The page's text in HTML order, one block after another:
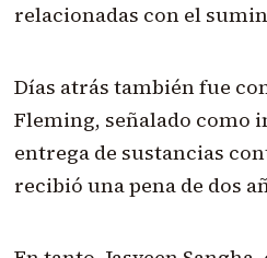
relacionadas con el
Días atrás también fue
Fleming, señalado como
entrega de sustancias
recibió una pena de dos